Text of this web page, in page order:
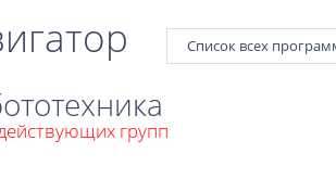
Список всех
групп